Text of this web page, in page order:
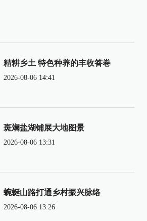
精耕乡土 特色种养的丰收答卷
2026-08-06 14:41
斑斓盐湖铺展大地图景
2026-08-06 13:31
蜿蜒山路打通乡村振兴脉络
2026-08-06 13:26